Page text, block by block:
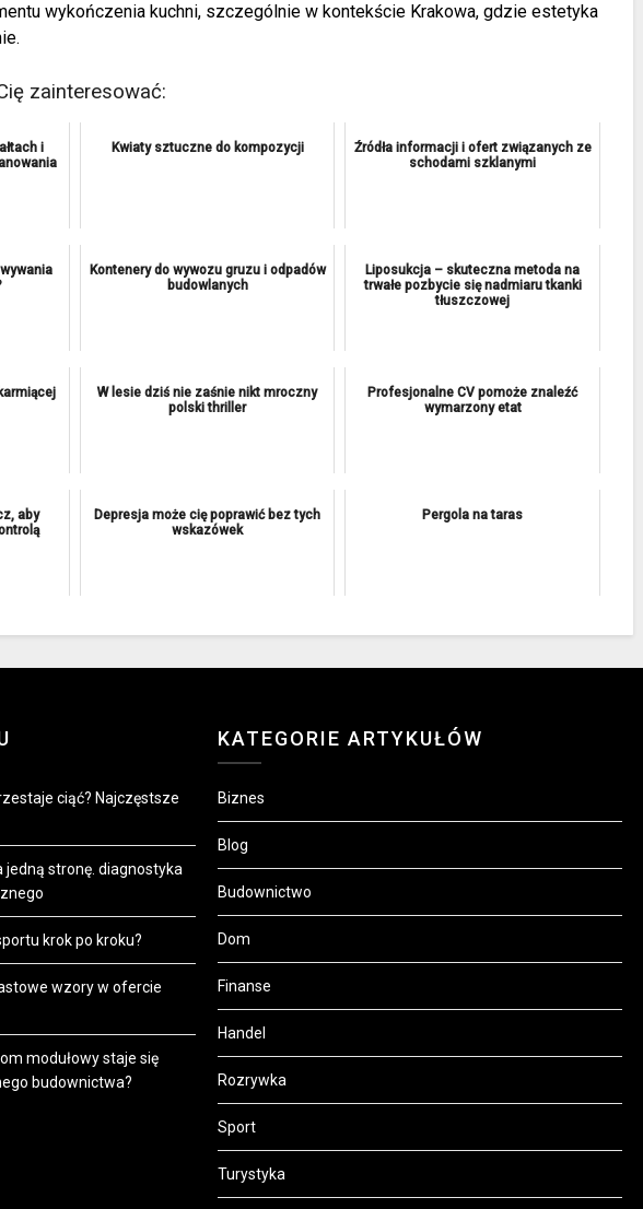
wykończenia kuchni, szczególnie w kontekście Krakowa, gdzie estetyka
zainteresować:
i
Kwiaty sztuczne do kompozycji
Źródła informacji i ofert związanych ze
schodami szklanymi
Kontenery do wywozu gruzu i odpadów
budowlanych
Liposukcja – skuteczna metoda na
trwałe pozbycie się nadmiaru tkanki
tłuszczowej
W lesie dziś nie zaśnie nikt mroczny
polski thriller
Profesjonalne CV pomoże znaleźć
wymarzony etat
aby
Depresja może cię poprawić bez tych
wskazówek
Pergola na taras
ciąć? Najczęstsze
jedną stronę. diagnostyka
krok po kroku?
wzory w ofercie
modułowy staje się
budownictwa?
KATEGORIE ARTYKUŁÓW
Biznes
Blog
Budownictwo
Dom
Finanse
Handel
Rozrywka
Sport
Turystyka